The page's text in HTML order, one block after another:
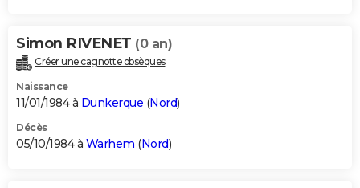
Simon RIVENET (0 an)
Créer une cagnotte obsèques
Naissance
11/01/1984 à Dunkerque (Nord)
Décès
05/10/1984 à Warhem (Nord)